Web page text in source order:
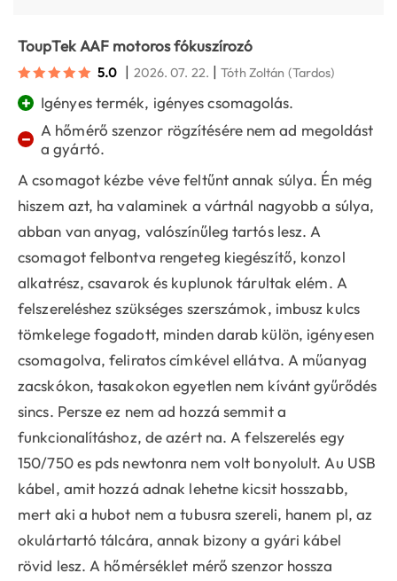
ToupTek AAF motoros fókuszírozó
5.0 | 2026. 07. 22. |Tóth Zoltán (Tardos)
+ Igényes termék, igényes csomagolás.
− A hőmérő szenzor rögzítésére nem ad megoldást
a gyártó.
A csomagot kézbe véve feltűnt annak súlya. Én még
hiszem azt, ha valaminek a vártnál nagyobb a súlya,
abban van anyag, valószínűleg tartós lesz. A
csomagot felbontva rengeteg kiegészítő, konzol
alkatrész, csavarok és kuplunok tárultak elém. A
felszereléshez szükséges szerszámok, imbusz kulcs
tömkelege fogadott, minden darab külön, igényesen
csomagolva, feliratos címkével ellátva. A műanyag
zacskókon, tasakokon egyetlen nem kívánt gyűrődés
sincs. Persze ez nem ad hozzá semmit a
funkcionalításhoz, de azért na. A felszerelés egy
150/750 es pds newtonra nem volt bonyolult. Au USB
kábel, amit hozzá adnak lehetne kicsit hosszabb,
mert aki a hubot nem a tubusra szereli, hanem pl, az
okulártartó tálcára, annak bizony a gyári kábel
rövid lesz. A hőmérséklet mérő szenzor hossza